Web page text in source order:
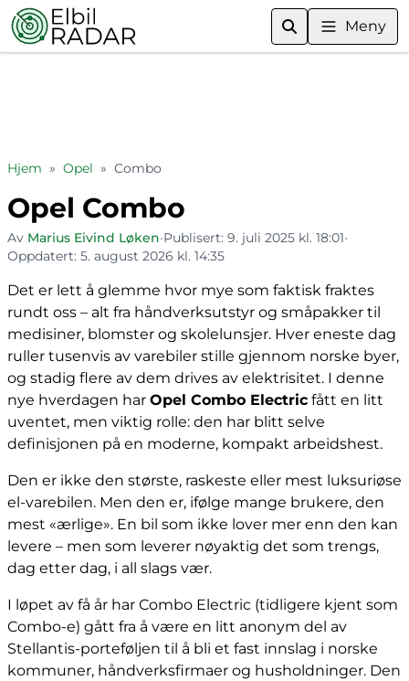
Meny
Hjem » Opel » Combo
Opel Combo
Av Marius Eivind Løken•Publisert: 9. juli 2025 kl. 18:01•
Oppdatert: 5. august 2026 kl. 14:35
Det er lett å glemme hvor mye som faktisk fraktes
rundt oss – alt fra håndverksutstyr og småpakker til
medisiner, blomster og skolelunsjer. Hver eneste dag
ruller tusenvis av varebiler stille gjennom norske byer,
og stadig flere av dem drives av elektrisitet. I denne
nye hverdagen har Opel Combo Electric fått en litt
uventet, men viktig rolle: den har blitt selve
definisjonen på en moderne, kompakt arbeidshest.
Den er ikke den største, raskeste eller mest luksuriøse
el-varebilen. Men den er, ifølge mange brukere, den
mest «ærlige». En bil som ikke lover mer enn den kan
levere – men som leverer nøyaktig det som trengs,
dag etter dag, i all slags vær.
I løpet av få år har Combo Electric (tidligere kjent som
Combo-e) gått fra å være en litt anonym del av
Stellantis-porteføljen til å bli et fast innslag i norske
kommuner, håndverksfirmaer og husholdninger. Den